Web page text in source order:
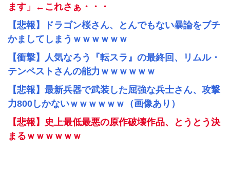
ます」←これさぁ・・・
【悲報】ドラゴン桜さん、とんでもない暴論をブチ
かましてしまうｗｗｗｗｗｗ
【衝撃】人気なろう『転スラ』の最終回、リムル・
テンペストさんの能力ｗｗｗｗｗｗ
【悲報】最新兵器で武装した屈強な兵士さん、攻撃
力800しかないｗｗｗｗｗｗ（画像あり）
【悲報】史上最低最悪の原作破壊作品、とうとう決
まるｗｗｗｗｗｗ